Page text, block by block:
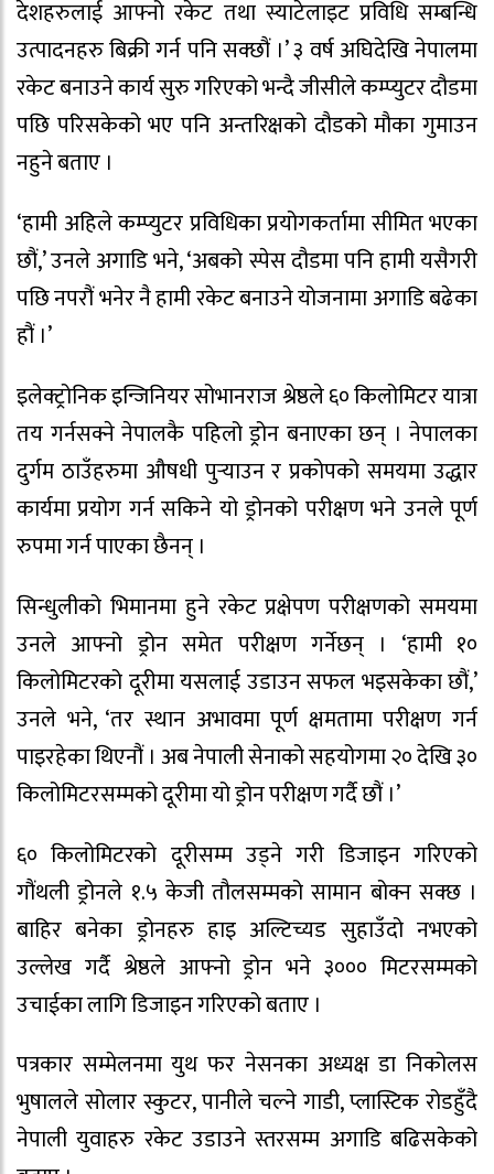
देशहरुलाई आफ्नो रकेट तथा स्याटेलाइट प्रविधि सम्बन्धि
उत्पादनहरु बिक्री गर्न पनि सक्छौं ।’ ३ वर्ष अघिदेखि नेपालमा
रकेट बनाउने कार्य सुरु गरिएको भन्दै जीसीले कम्प्युटर दौडमा
पछि परिसकेको भए पनि अन्तरिक्षको दौडको मौका गुमाउन
नहुने बताए ।
‘हामी अहिले कम्प्युटर प्रविधिका प्रयोगकर्तामा सीमित भएका
छौं,’ उनले अगाडि भने, ‘अबको स्पेस दौडमा पनि हामी यसैगरी
पछि नपरौं भनेर नै हामी रकेट बनाउने योजनामा अगाडि बढेका
हौं ।’
इलेक्ट्रोनिक इन्जिनियर सोभानराज श्रेष्ठले ६० किलोमिटर यात्रा
तय गर्नसक्ने नेपालकै पहिलो ड्रोन बनाएका छन् । नेपालका
दुर्गम ठाउँहरुमा औषधी पुर्‍याउन र प्रकोपको समयमा उद्धार
कार्यमा प्रयोग गर्न सकिने यो ड्रोनको परीक्षण भने उनले पूर्ण
रुपमा गर्न पाएका छैनन् ।
सिन्धुलीको भिमानमा हुने रकेट प्रक्षेपण परीक्षणको समयमा
उनले आफ्नो ड्रोन समेत परीक्षण गर्नेछन् । ‘हामी १०
किलोमिटरको दूरीमा यसलाई उडाउन सफल भइसकेका छौं,’
उनले भने, ‘तर स्थान अभावमा पूर्ण क्षमतामा परीक्षण गर्न
पाइरहेका थिएनौं । अब नेपाली सेनाको सहयोगमा २० देखि ३०
किलोमिटरसम्मको दूरीमा यो ड्रोन परीक्षण गर्दै छौं ।’
६० किलोमिटरको दूरीसम्म उड्ने गरी डिजाइन गरिएको
गौंथली ड्रोनले १.५ केजी तौलसम्मको सामान बोक्न सक्छ ।
बाहिर बनेका ड्रोनहरु हाइ अल्टिच्यड सुहाउँदो नभएको
उल्लेख गर्दै श्रेष्ठले आफ्नो ड्रोन भने ३००० मिटरसम्मको
उचाईका लागि डिजाइन गरिएको बताए ।
पत्रकार सम्मेलनमा युथ फर नेसनका अध्यक्ष डा निकोलस
भुषालले सोलार स्कुटर, पानीले चल्ने गाडी, प्लास्टिक रोडहुँदै
नेपाली युवाहरु रकेट उडाउने स्तरसम्म अगाडि बढिसकेको